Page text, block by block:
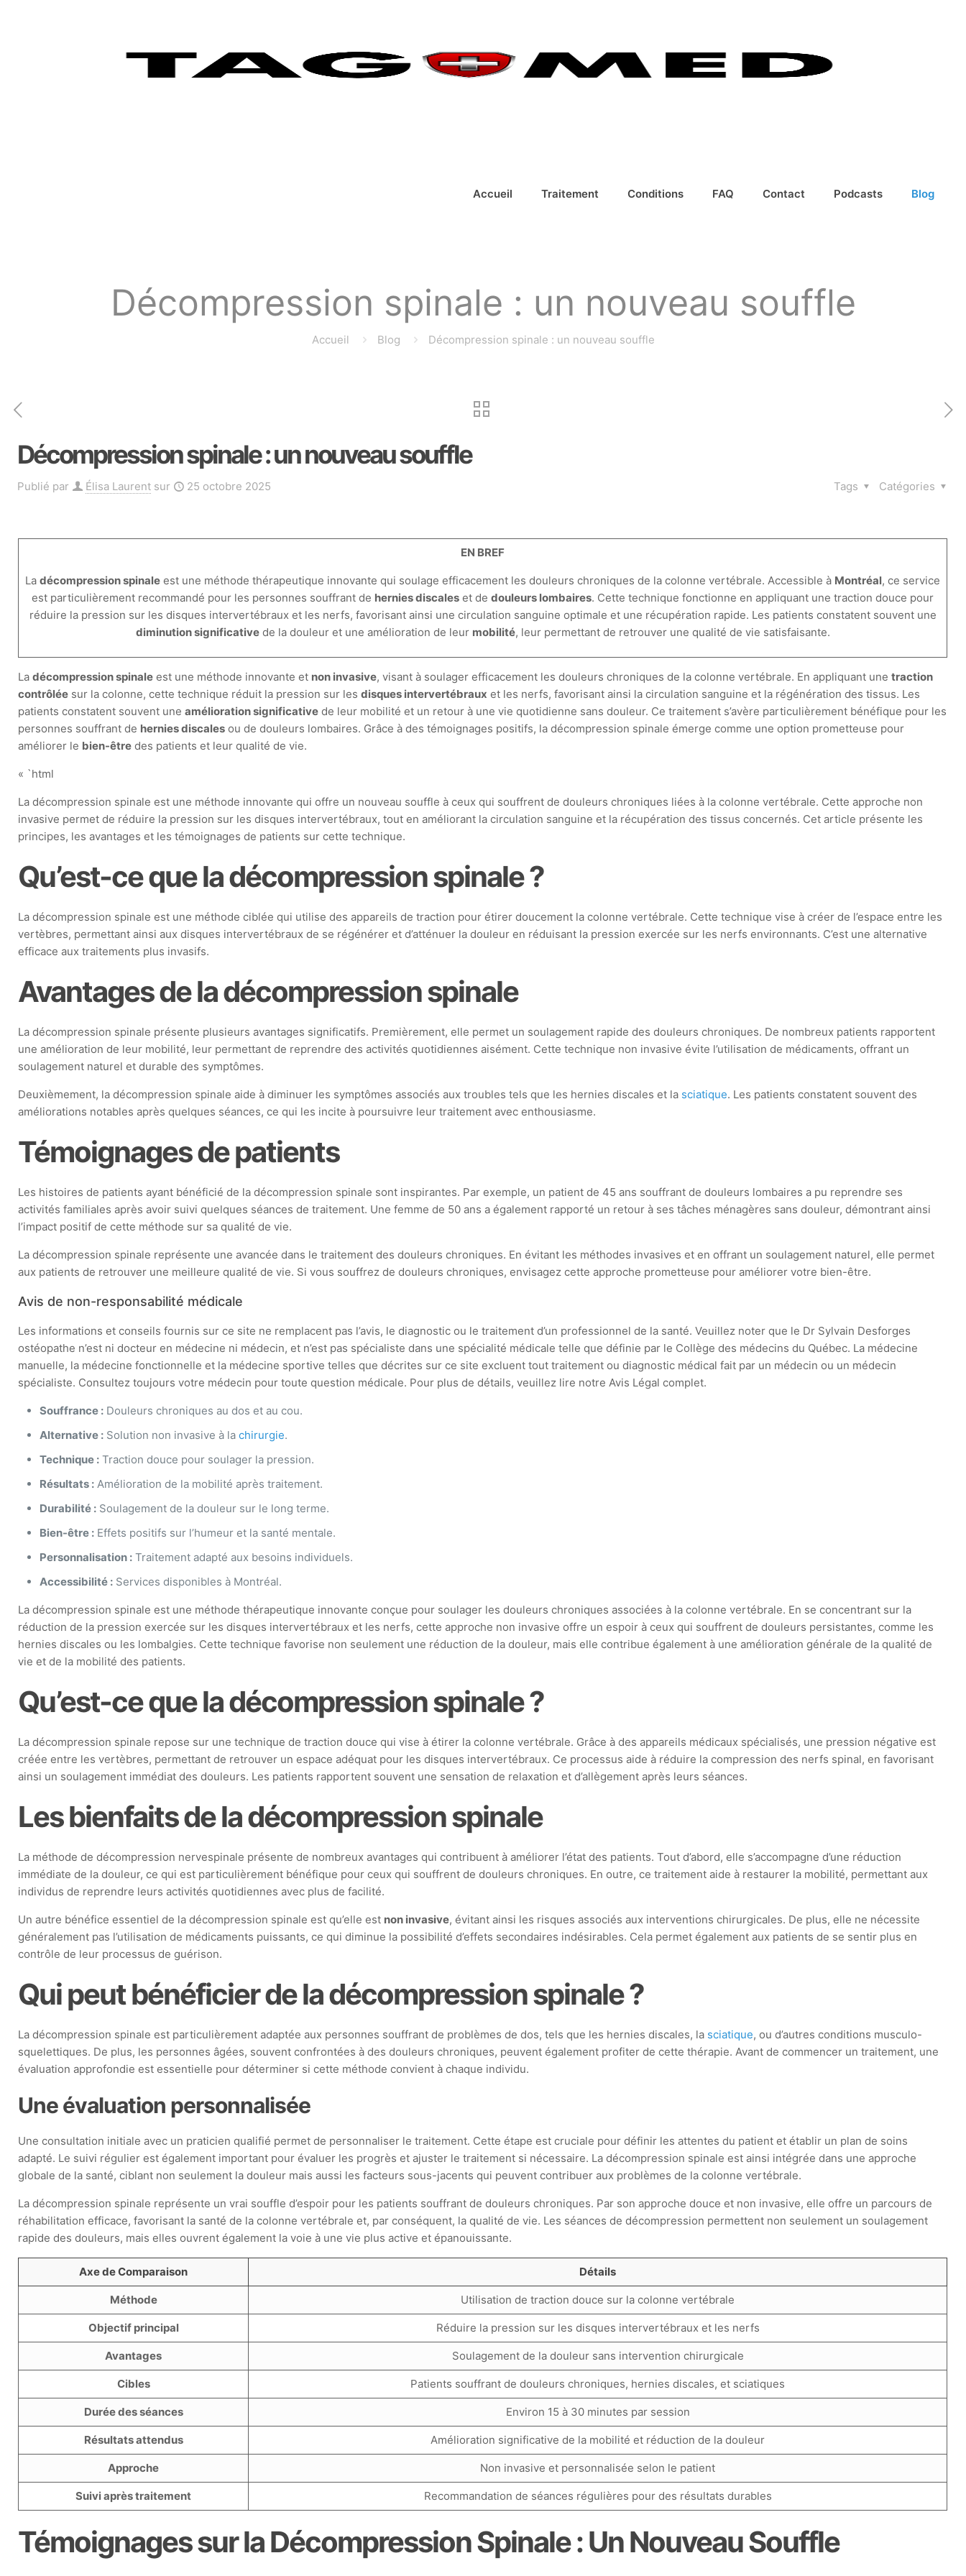
Accueil Traitement Conditions FAQ Contact Podcasts Blog
Décompression spinale : un nouveau souffle
Accueil Blog Décompression spinale : un nouveau souffle
Décompression spinale : un nouveau souffle
Publié par Élisa Laurent sur 25 octobre 2025 Catégories
Tags
EN BREF
Ladécompression spinale est une méthode thérapeutique innovante qui soulage efficacement les douleurs chroniques de la colonne vertébrale. Accessible à Montréal, ce service
est particulièrement recommandé pour les personnes souffrant de hernies discales et dedouleurs lombaires. Cette technique fonctionne en appliquant une traction douce pour
réduire la pression sur les disques intervertébraux et les nerfs, favorisant ainsi une circulation sanguine optimale et une récupération rapide. Les patients constatent souvent une
diminution significativede la douleur et une amélioration de leur mobilité, leur permettant de retrouver une qualité de vie satisfaisante.
Ladécompression spinale est une méthode innovante et non invasive, visant à soulager efficacement les douleurs chroniques de la colonne vertébrale. En appliquant unetraction
contrôlée sur la colonne, cette technique réduit la pression sur lesdisques intervertébraux et les nerfs, favorisant ainsi la circulation sanguine et la régénération des tissus. Les
patients constatent souvent uneamélioration significative de leur mobilité et un retour à une vie quotidienne sans douleur. Ce traitement s’avère particulièrement bénéfique pour les
personnes souffrant de hernies discales ou de douleurs lombaires. Grâce à des témoignages positifs, la décompression spinale émerge comme une option prometteuse pour
améliorer le bien-être des patients et leur qualité de vie.
« `html
La décompression spinale est une méthode innovante qui offre un nouveau souffle à ceux qui souffrent de douleurs chroniques liées à la colonne vertébrale. Cette approche non
invasive permet de réduire la pression sur les disques intervertébraux, tout en améliorant la circulation sanguine et la récupération des tissus concernés. Cet article présente les
principes, les avantages et les témoignages de patients sur cette technique.
Qu’est-ce que la décompression spinale ?
La décompression spinale est une méthode ciblée qui utilise des appareils de traction pour étirer doucement la colonne vertébrale. Cette technique vise à créer de l’espace entre les
vertèbres, permettant ainsi aux disques intervertébraux de se régénérer et d’atténuer la douleur en réduisant la pression exercée sur les nerfs environnants. C’est une alternative
efficace aux traitements plus invasifs.
Avantages de la décompression spinale
La décompression spinale présente plusieurs avantages significatifs. Premièrement, elle permet un soulagement rapide des douleurs chroniques. De nombreux patients rapportent
une amélioration de leur mobilité, leur permettant de reprendre des activités quotidiennes aisément. Cette technique non invasive évite l’utilisation de médicaments, offrant un
soulagement naturel et durable des symptômes.
Deuxièmement, la décompression spinale aide à diminuer les symptômes associés aux troubles tels que les hernies discales et la sciatique. Les patients constatent souvent des
améliorations notables après quelques séances, ce qui les incite à poursuivre leur traitement avec enthousiasme.
Témoignages de patients
Les histoires de patients ayant bénéficié de la décompression spinale sont inspirantes. Par exemple, un patient de 45 ans souffrant de douleurs lombaires a pu reprendre ses
activités familiales après avoir suivi quelques séances de traitement. Une femme de 50 ans a également rapporté un retour à ses tâches ménagères sans douleur, démontrant ainsi
l’impact positif de cette méthode sur sa qualité de vie.
La décompression spinale représente une avancée dans le traitement des douleurs chroniques. En évitant les méthodes invasives et en offrant un soulagement naturel, elle permet
aux patients de retrouver une meilleure qualité de vie. Si vous souffrez de douleurs chroniques, envisagez cette approche prometteuse pour améliorer votre bien-être.
Avis de non-responsabilité médicale
Les informations et conseils fournis sur ce site ne remplacent pas l’avis, le diagnostic ou le traitement d’un professionnel de la santé. Veuillez noter que le Dr Sylvain Desforges
ostéopathe n’est ni docteur en médecine ni médecin, et n’est pas spécialiste dans une spécialité médicale telle que définie par le Collège des médecins du Québec. La médecine
manuelle, la médecine fonctionnelle et la médecine sportive telles que décrites sur ce site excluent tout traitement ou diagnostic médical fait par un médecin ou un médecin
spécialiste. Consultez toujours votre médecin pour toute question médicale. Pour plus de détails, veuillez lire notre Avis Légal complet.
Souffrance : Douleurs chroniques au dos et au cou.
Alternative : Solution non invasive à lachirurgie.
Technique : Traction douce pour soulager la pression.
Résultats : Amélioration de la mobilité après traitement.
Durabilité : Soulagement de la douleur sur le long terme.
Bien-être : Effets positifs sur l’humeur et la santé mentale.
Personnalisation : Traitement adapté aux besoins individuels.
Accessibilité : Services disponibles à Montréal.
La décompression spinale est une méthode thérapeutique innovante conçue pour soulager les douleurs chroniques associées à la colonne vertébrale. En se concentrant sur la
réduction de la pression exercée sur les disques intervertébraux et les nerfs, cette approche non invasive offre un espoir à ceux qui souffrent de douleurs persistantes, comme les
hernies discales ou les lombalgies. Cette technique favorise non seulement une réduction de la douleur, mais elle contribue également à une amélioration générale de la qualité de
vie et de la mobilité des patients.
Qu’est-ce que la décompression spinale ?
La décompression spinale repose sur une technique de traction douce qui vise à étirer la colonne vertébrale. Grâce à des appareils médicaux spécialisés, une pression négative est
créée entre les vertèbres, permettant de retrouver un espace adéquat pour les disques intervertébraux. Ce processus aide à réduire la compression des nerfs spinal, en favorisant
ainsi un soulagement immédiat des douleurs. Les patients rapportent souvent une sensation de relaxation et d’allègement après leurs séances.
Les bienfaits de la décompression spinale
La méthode de décompression nervespinale présente de nombreux avantages qui contribuent à améliorer l’état des patients. Tout d’abord, elle s’accompagne d’une réduction
immédiate de la douleur, ce qui est particulièrement bénéfique pour ceux qui souffrent de douleurs chroniques. En outre, ce traitement aide à restaurer la mobilité, permettant aux
individus de reprendre leurs activités quotidiennes avec plus de facilité.
Un autre bénéfice essentiel de la décompression spinale est qu’elle est non invasive, évitant ainsi les risques associés aux interventions chirurgicales. De plus, elle ne nécessite
généralement pas l’utilisation de médicaments puissants, ce qui diminue la possibilité d’effets secondaires indésirables. Cela permet également aux patients de se sentir plus en
contrôle de leur processus de guérison.
Qui peut bénéficier de la décompression spinale ?
La décompression spinale est particulièrement adaptée aux personnes souffrant de problèmes de dos, tels que les hernies discales, la sciatique, ou d’autres conditions musculo-
squelettiques. De plus, les personnes âgées, souvent confrontées à des douleurs chroniques, peuvent également profiter de cette thérapie. Avant de commencer un traitement, une
évaluation approfondie est essentielle pour déterminer si cette méthode convient à chaque individu.
Une évaluation personnalisée
Une consultation initiale avec un praticien qualifié permet de personnaliser le traitement. Cette étape est cruciale pour définir les attentes du patient et établir un plan de soins
adapté. Le suivi régulier est également important pour évaluer les progrès et ajuster le traitement si nécessaire. La décompression spinale est ainsi intégrée dans une approche
globale de la santé, ciblant non seulement la douleur mais aussi les facteurs sous-jacents qui peuvent contribuer aux problèmes de la colonne vertébrale.
La décompression spinale représente un vrai souffle d’espoir pour les patients souffrant de douleurs chroniques. Par son approche douce et non invasive, elle offre un parcours de
réhabilitation efficace, favorisant la santé de la colonne vertébrale et, par conséquent, la qualité de vie. Les séances de décompression permettent non seulement un soulagement
rapide des douleurs, mais elles ouvrent également la voie à une vie plus active et épanouissante.
Axe de Comparaison Détails
Méthode Utilisation de traction douce sur la colonne vertébrale
Objectif principal Réduire la pression sur les disques intervertébraux et les nerfs
Avantages Soulagement de la douleur sans intervention chirurgicale
Cibles Patients souffrant de douleurs chroniques, hernies discales, et sciatiques
Durée des séances Environ 15 à 30 minutes par session
Résultats attendus Amélioration significative de la mobilité et réduction de la douleur
Approche Non invasive et personnalisée selon le patient
Suivi après traitement Recommandation de séances régulières pour des résultats durables
Témoignages sur la Décompression Spinale : Un Nouveau Souffle